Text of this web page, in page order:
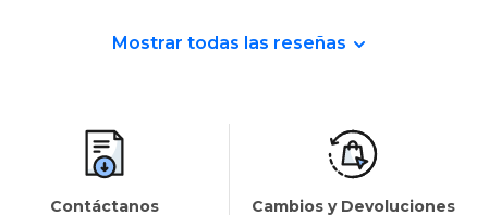
Mostrar todas las reseñas
Contáctanos Cambios y Devoluciones